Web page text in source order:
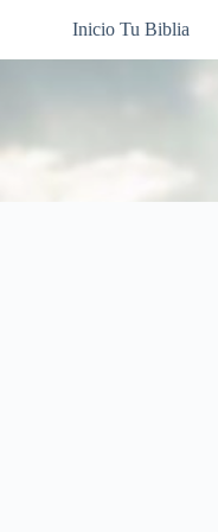
Inicio Tu Biblia